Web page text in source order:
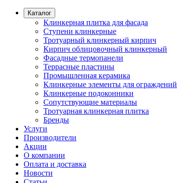
Каталог
Клинкерная плитка для фасада
Ступени клинкерные
Тротуарный клинкерный кирпич
Кирпич облицовочный клинкерный
Фасадные термопанели
Террасные пластины
Промышленная керамика
Клинкерные элементы для ограждений
Клинкерные подоконники
Сопутствующие материалы
Тротуарная клинкерная плитка
Бренды
Услуги
Производители
Акции
О компании
Оплата и доставка
Новости